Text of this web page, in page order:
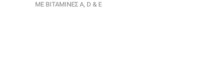
ΜΕ ΒΙΤΑΜΙΝΕΣ A, D & E